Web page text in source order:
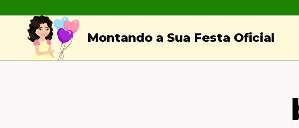
content
Montando a Sua Festa Oficial